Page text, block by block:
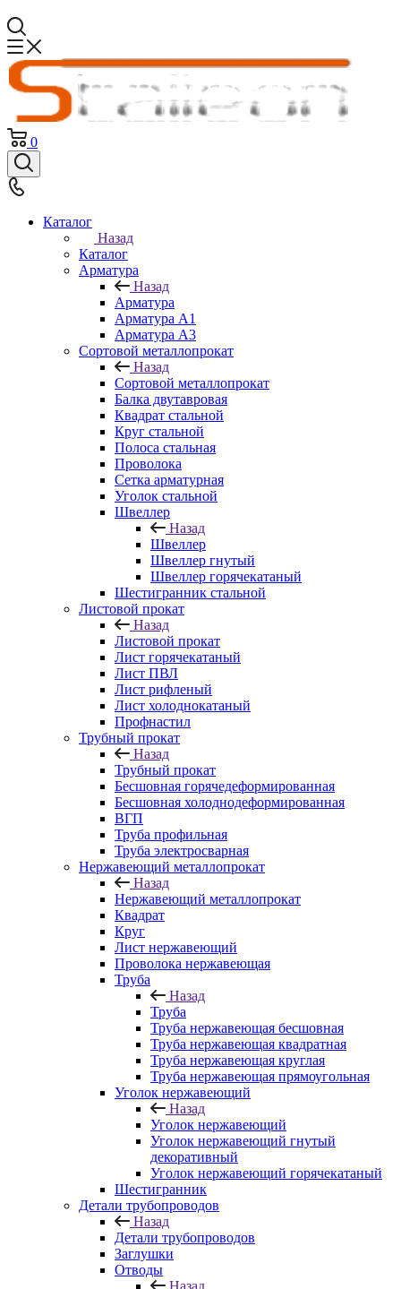
0
Каталог
Назад
Каталог
Арматура
Назад
Арматура
Арматура A1
Арматура А3
Сортовой металлопрокат
Назад
Сортовой металлопрокат
Балка двутавровая
Квадрат стальной
Круг стальной
Полоса стальная
Проволока
Сетка арматурная
Уголок стальной
Швеллер
Назад
Швеллер
Швеллер гнутый
Швеллер горячекатаный
Шестигранник стальной
Листовой прокат
Назад
Листовой прокат
Лист горячекатаный
Лист ПВЛ
Лист рифленый
Лист холоднокатаный
Профнастил
Трубный прокат
Назад
Трубный прокат
Бесшовная горячедеформированная
Бесшовная холоднодеформированная
ВГП
Труба профильная
Труба электросварная
Нержавеющий металлопрокат
Назад
Нержавеющий металлопрокат
Квадрат
Круг
Лист нержавеющий
Проволока нержавеющая
Труба
Назад
Труба
Труба нержавеющая бесшовная
Труба нержавеющая квадратная
Труба нержавеющая круглая
Труба нержавеющая прямоугольная
Уголок нержавеющий
Назад
Уголок нержавеющий
Уголок нержавеющий гнутый
декоративный
Уголок нержавеющий горячекатаный
Шестигранник
Детали трубопроводов
Назад
Детали трубопроводов
Заглушки
Отводы
Назад